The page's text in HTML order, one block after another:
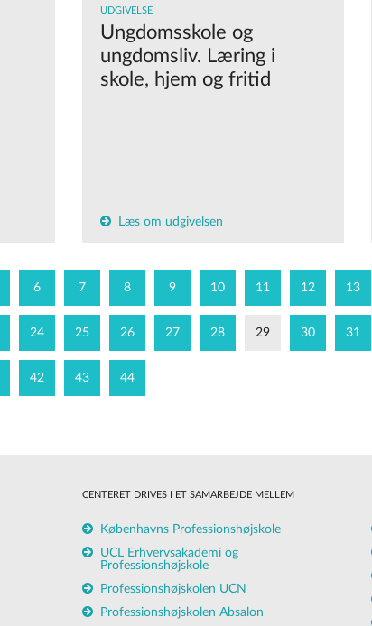
UDGIVELSE
Ungdomsskole og
ungdomsliv. Læring i
skole, hjem og fritid
Læs om udgivelsen
6 7 8 9 10 11 12 13
24 25 26 27 28 29 30 31
42 43 44
CENTERET DRIVES I ET SAMARBEJDE MELLEM
Københavns Professionshøjskole
UCL Erhvervsakademi og
Professionshøjskole
Professionshøjskolen UCN
Professionshøjskolen Absalon